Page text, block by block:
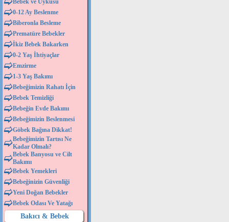
Bebek ve Uykusu
0-12 Ay Beslenme
Biberonla Besleme
Prematüre Bebekler
İkiz Bebek Bakarken
0-2 Yaş İhtiyaçlar
Emzirme
1-3 Yaş Bakımı
Bebeğimizin Rahatı İçin
Bebek Temizliği
Bebeğin Evde Bakımı
Bebeğimizin Beslenmesi
Göbek Bağına Dikkat!
Bebeğimizin Tartısı Ne
Kadar Olmalı?
Bebek Banyosu ve Cilt
Bakımı
Bebek Yemekleri
Bebeğinizin Güvenliği
Yeni Doğan Bebekler
Bebek Odası Ve Yatağı
Bakıcı & Bebek